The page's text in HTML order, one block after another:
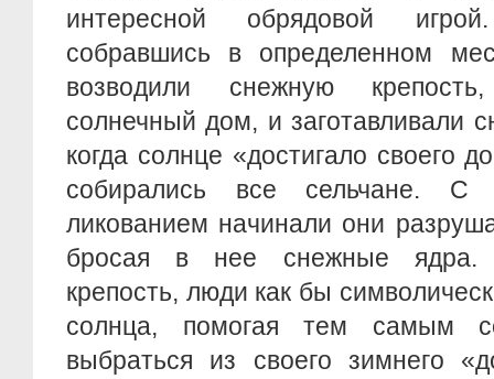
интересной обрядовой
собравшись в определенном
возводили снежную
солнечный дом, и заготавливали
когда солнце «достигало своего
собирались все сельчане. С
ликованием начинали они
бросая в нее снежные ядра.
крепость, люди как бы
солнца, помогая тем самым
выбраться из своего зимнего